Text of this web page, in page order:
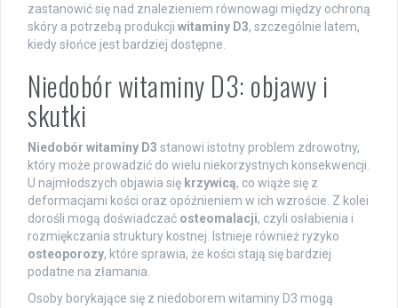
zastanowić się nad znalezieniem równowagi między ochroną
skóry a potrzebą produkcji witaminy D3, szczególnie latem,
kiedy słońce jest bardziej dostępne.
Niedobór witaminy D3: objawy i
skutki
Niedobór witaminy D3 stanowi istotny problem zdrowotny,
który może prowadzić do wielu niekorzystnych konsekwencji.
U najmłodszych objawia się krzywicą, co wiąże się z
deformacjami kości oraz opóźnieniem w ich wzroście. Z kolei
dorośli mogą doświadczać osteomalacji, czyli osłabienia i
rozmiękczania struktury kostnej. Istnieje również ryzyko
osteoporozy, które sprawia, że kości stają się bardziej
podatne na złamania.
Osoby borykające się z niedoborem witaminy D3 mogą